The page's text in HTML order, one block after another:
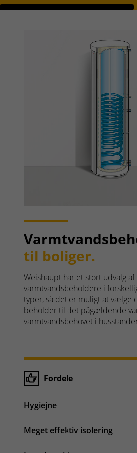
til boliger.
Weishaupt har et stort udvalg af
varmtvandsbeholdere i
typer, så det er muligt at vælge
beholder til det pågældende
varmtvandsbehovet i
Fordele
Hygiejne
Meget effektiv isolering